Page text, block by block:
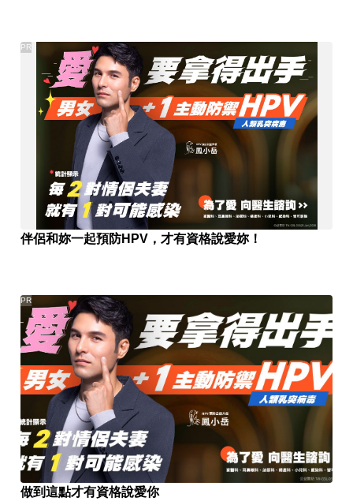
伴侶和妳一起預防HPV，才有資格說愛妳！
PR
做到這點才有資格說愛你
PR